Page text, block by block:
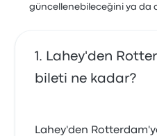
güncellenebileceğini ya da
Lahey'den
bileti ne kadar?
Lahey'den